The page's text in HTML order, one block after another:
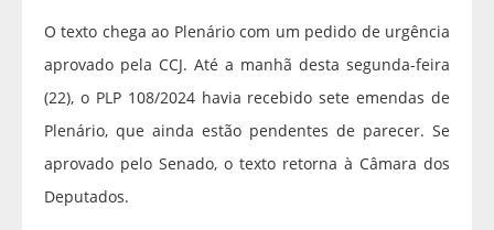
O texto chega ao Plenário com um pedido de urgência
aprovado pela CCJ. Até a manhã desta segunda-feira
(22), o PLP 108/2024 havia recebido sete emendas de
Plenário, que ainda estão pendentes de parecer. Se
aprovado pelo Senado, o texto retorna à Câmara dos
Deputados.